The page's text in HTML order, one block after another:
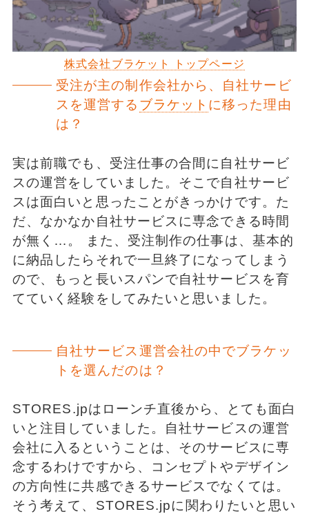
株式会社ブラケット トップページ
受注が主の制作会社から、自社サービ
スを運営する ブラケット に移った理由
は？
実は前職でも、受注仕事の合間に自社サービ
スの運営をしていました。そこで自社サービ
スは面白いと思ったことがきっかけです。た
だ、なかなか自社サービスに専念できる時間
が無く…。 また、受注制作の仕事は、基本的
に納品したらそれで一旦終了になってしまう
ので、もっと長いスパンで自社サービスを育
てていく経験をしてみたいと思いました。
自社サービス運営会社の中でブラケッ
トを選んだのは？
STORES.jpはローンチ直後から、とても面白
いと注目していました。自社サービスの運営
会社に入るということは、そのサービスに専
念するわけですから、コンセプトやデザイン
の方向性に共感できるサービスでなくては。
そう考えて、STORES.jpに関わりたいと思い